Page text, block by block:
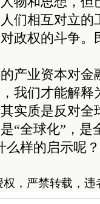
们相互对立
政权的斗争。
业资本对金
我们才能解释
实质是反对全
“全球化”，是
么样的启示呢？
，严禁转载，